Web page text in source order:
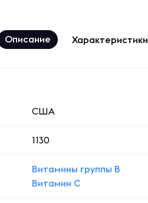
Описание Характеристики
США
1130
Витамины группы B
Витамин C